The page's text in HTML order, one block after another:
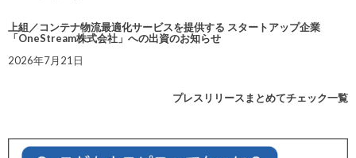
上組／コンテナ物流最適化サービスを提供する スタートアップ企業
「OneStream株式会社」への出資のお知らせ
2026年7月21日
プレスリリースまとめてチェック一覧